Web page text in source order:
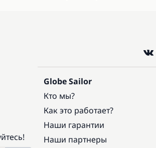
Globe Sailor
Кто мы?
Как это работает?
Наши гарантии
Наши партнеры